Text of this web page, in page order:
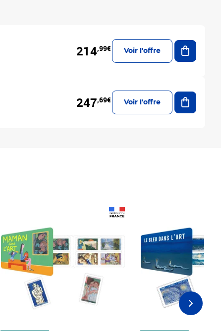
214,99€ Voir l'offre
Ajouter
247,69€ Voir l'offre
Ajouter